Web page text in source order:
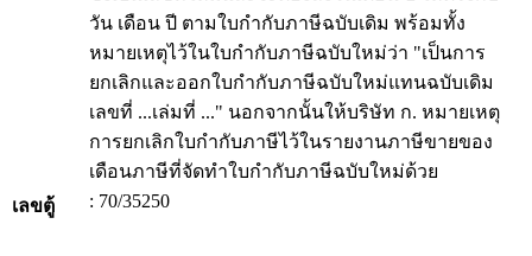
วัน เดือน ปี ตามใบกำกับภาษีฉบับเดิม พร้อมทั้ง
หมายเหตุไว้ในใบกำกับภาษีฉบับใหม่ว่า "เป็นการ
ยกเลิกและออกใบกำกับภาษีฉบับใหม่แทนฉบับเดิม
เลขที่ ...เล่มที่ ..." นอกจากนั้นให้บริษัท ก. หมายเหตุ
การยกเลิกใบกำกับภาษีไว้ในรายงานภาษีขายของ
เดือนภาษีที่จัดทำใบกำกับภาษีฉบับใหม่ด้วย
เลขตู้
: 70/35250